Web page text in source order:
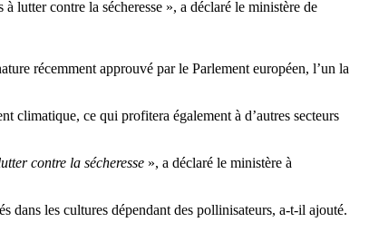
lutter contre la sécheresse », a déclaré le ministère de
récemment approuvé par le Parlement européen, l’un la
climatique, ce qui profitera également à d’autres secteurs
contre la sécheresse », a déclaré le ministère à
dans les cultures dépendant des pollinisateurs, a-t-il ajouté.